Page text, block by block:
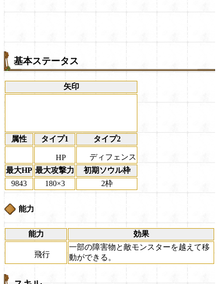
基本ステータス
矢印
属性 タイプ1 タイプ2
HP
ディフェンス
最大HP 最大攻撃力
初期ソウル枠
9843
180×3 2枠
能力
能力 効果
飛行
一部の障害物と敵モンスターを越えて移
動ができる。